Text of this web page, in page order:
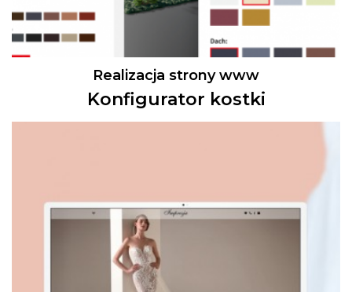
Realizacja strony www
Konfigurator kostki